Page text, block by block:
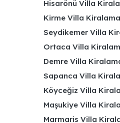
Hisarönü Villa
Kirme Villa Kiralama
Seydikemer Villa
Ortaca Villa
Demre Villa
Sapanca Villa
Köyceğiz Villa
Maşukiye Villa
Marmaris Villa